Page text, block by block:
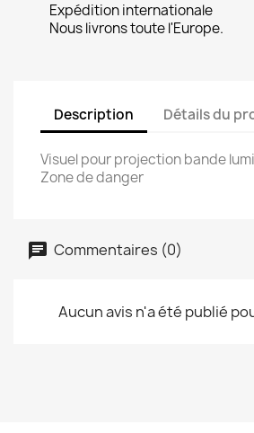
Expédition internationale
Nous livrons toute l'Europe.
Description Détails du
Visuel pour projection bande
Zone de danger
Commentaires (0)
Aucun avis n'a été publié